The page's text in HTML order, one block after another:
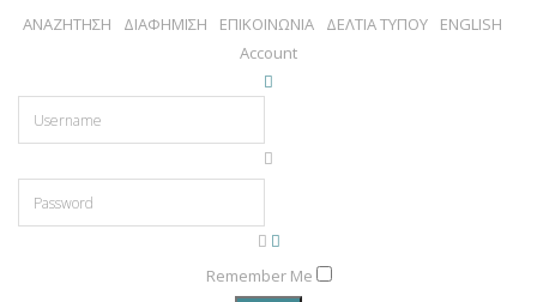
ΑΝΑΖΗΤΗΣΗ ΔΙΑΦΗΜΙΣΗ ΕΠΙΚΟΙΝΩΝΙΑ ΔΕΛΤΙΑ ΤΥΠΟΥ
ENGLISH
Account
Remember Me